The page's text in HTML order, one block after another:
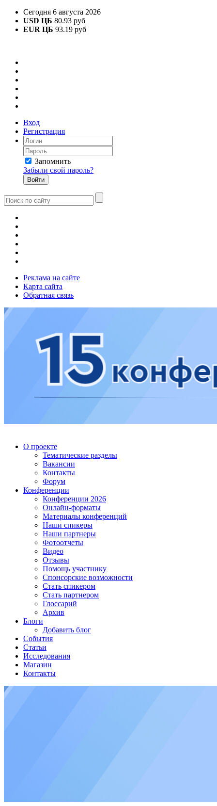
Сегодня 6 августа 2026
USD ЦБ 80.93 руб
EUR ЦБ 93.19 руб
Вход
Регистрация
Запомнить
Забыли свой пароль?
Реклама на сайте
Карта сайта
Обратная связь
О проекте
Тематические разделы
Вакансии
Контакты
Форум
Конференции
Конференции 2026
Онлайн-форматы
Материалы конференций
Наши спикеры
Наши партнеры
Фотоотчеты
Видео
Отзывы
Помощь участнику
Спонсорские возможности
Стать спикером
Стать партнером
Глоссарий
Архив
Блоги
Добавить блог
События
Статьи
Исследования
Магазин
Контакты